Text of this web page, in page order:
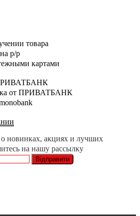
товара
р/р
картами
ПРИВАТБАНК
от ПРИВАТБАНК
новинках, акциях и лучших
на нашу рассылку
Відправити